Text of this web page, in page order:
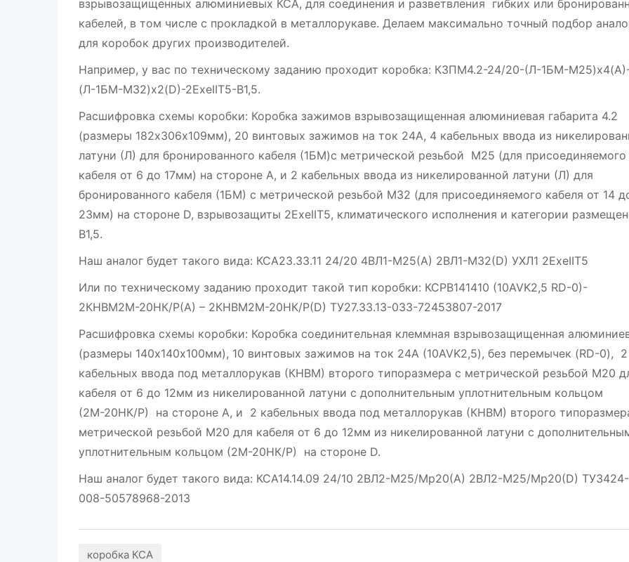
взрывозащищенных алюминиевых КСА, для соединения и разветвления гибких или
кабелей, в том числе с прокладкой в металлорукаве. Делаем максимально точный подбор
для коробок других производителей.
Например, у вас по техническому заданию проходит коробка: КЗПМ4.2-24/20-(Л-1БМ-
(Л-1БМ-М32)х2(D)-2ExeIIT5-В1,5.
Расшифровка схемы коробки: Коробка зажимов взрывозащищенная алюминиевая габарита 4.2
(размеры 182х306х109мм), 20 винтовых зажимов на ток 24А, 4 кабельных ввода из
латуни (Л) для бронированного кабеля (1БМ)с метрической резьбой М25 (для присоединяемого
кабеля от 6 до 17мм) на стороне А, и 2 кабельных ввода из никелированной латуни (Л) для
бронированного кабеля (1БМ) с метрической резьбой М32 (для присоединяемого кабеля от 14
23мм) на стороне D, взрывозащиты 2ExeIIT5, климатического исполнения и категории
В1,5.
Наш аналог будет такого вида: КСА23.33.11 24/20 4ВЛ1-М25(А) 2ВЛ1-М32(D) УХЛ1 2ExeIIT5
Или по техническому заданию проходит такой тип коробки: КСРВ141410 (10AVK2,5 RD-0)-
2КНВМ2М-20НК/Р(А) – 2КНВМ2М-20НК/Р(D) ТУ27.33.13-033-72453807-2017
Расшифровка схемы коробки: Коробка соединительная клеммная взрывозащищенная
(размеры 140х140х100мм), 10 винтовых зажимов на ток 24А (10AVK2,5), без перемычек (RD-0), 2
кабельных ввода под металлорукав (КНВМ) второго типоразмера с метрической резьбой М20
кабеля от 6 до 12мм из никелированной латуни с дополнительным уплотнительным кольцом
(2М-20НК/Р) на стороне А, и 2 кабельных ввода под металлорукав (КНВМ) второго
метрической резьбой М20 для кабеля от 6 до 12мм из никелированной латуни с
уплотнительным кольцом (2М-20НК/Р) на стороне D.
Наш аналог будет такого вида: КСА14.14.09 24/10 2ВЛ2-М25/Мр20(А) 2ВЛ2-М25/Мр20(D) ТУ3424-
008-50578968-2013
коробка КСА